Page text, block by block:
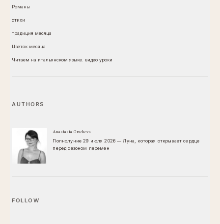
Романы
стихи
традиция месяца
Цветок месяца
Читаем на итальянском языке. видео уроки
AUTHORS
Anastasia Gracheva
Полнолуние 29 июля 2026 — Луна, которая открывает сердце
перед сезоном перемен
FOLLOW